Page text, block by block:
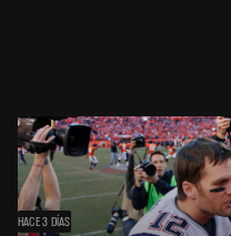
HACE 3 DÍAS